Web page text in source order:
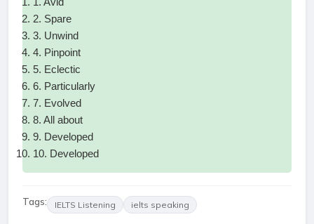
2. Spare
3. Unwind
4. Pinpoint
5. Eclectic
6. Particularly
7. Evolved
8. All about
9. Developed
10. Developed
Tags: IELTS Listening ielts speaking